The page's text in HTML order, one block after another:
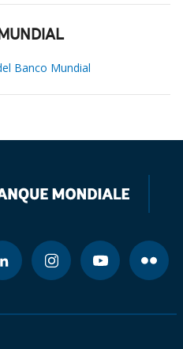
Banco Mundial